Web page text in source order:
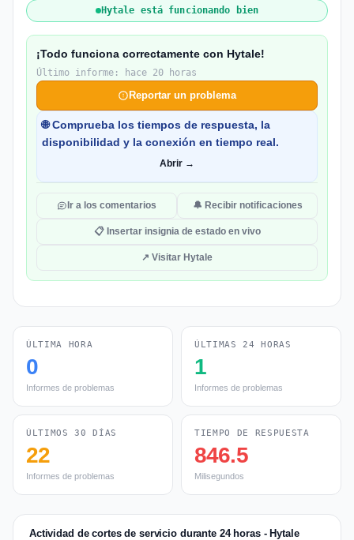
Hytale está funcionando bien
¡Todo funciona correctamente con Hytale!
Último informe: hace 20 horas
Reportar un problema
🌐 Comprueba los tiempos de respuesta, la
disponibilidad y la conexión en tiempo real.
Abrir →
Ir a los comentarios 🔔 Recibir notificaciones
📋 Insertar insignia de estado en vivo
↗ Visitar Hytale
ÚLTIMA HORA
0
Informes de problemas
ÚLTIMAS 24 HORAS
1
Informes de problemas
ÚLTIMOS 30 DÍAS
22
Informes de problemas
TIEMPO DE RESPUESTA
846.5
Milisegundos
Actividad de cortes de servicio durante 24 horas - Hytale